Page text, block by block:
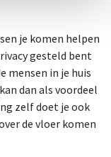
je komen helpen
gesteld bent
mensen in je huis
dan als voordeel
zelf doet je ook
de vloer komen